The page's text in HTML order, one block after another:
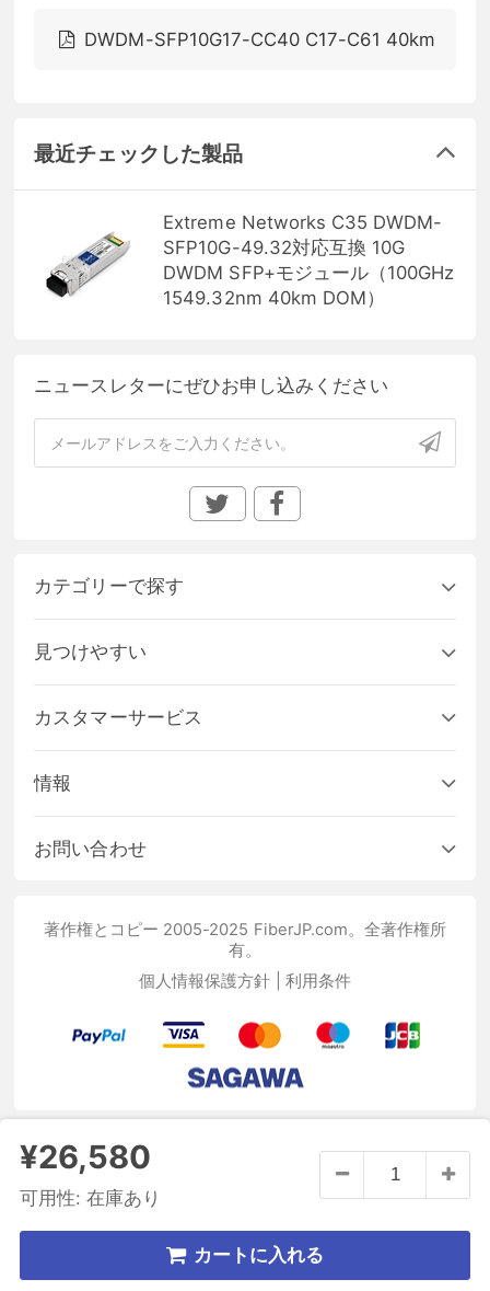
¥26,580
可用性: 在庫あり
カートに入れる
DWDM-SFP10G17-CC40 C17-C61 40km
最近チェックした製品
Extreme Networks C35 DWDM-
SFP10G-49.32対応互換 10G
DWDM SFP+モジュール（100GHz
1549.32nm 40km DOM）
ニュースレターにぜひお申し込みください
カテゴリーで探す
見つけやすい
カスタマーサービス
情報
お問い合わせ
著作権とコピー 2005-2025 FiberJP.com。全著作権所
有。
個人情報保護方針
利用条件